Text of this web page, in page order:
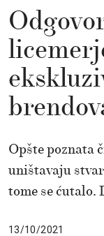
Opšte poznata
uništavaju
tome se ćutalo.
13/10/2021